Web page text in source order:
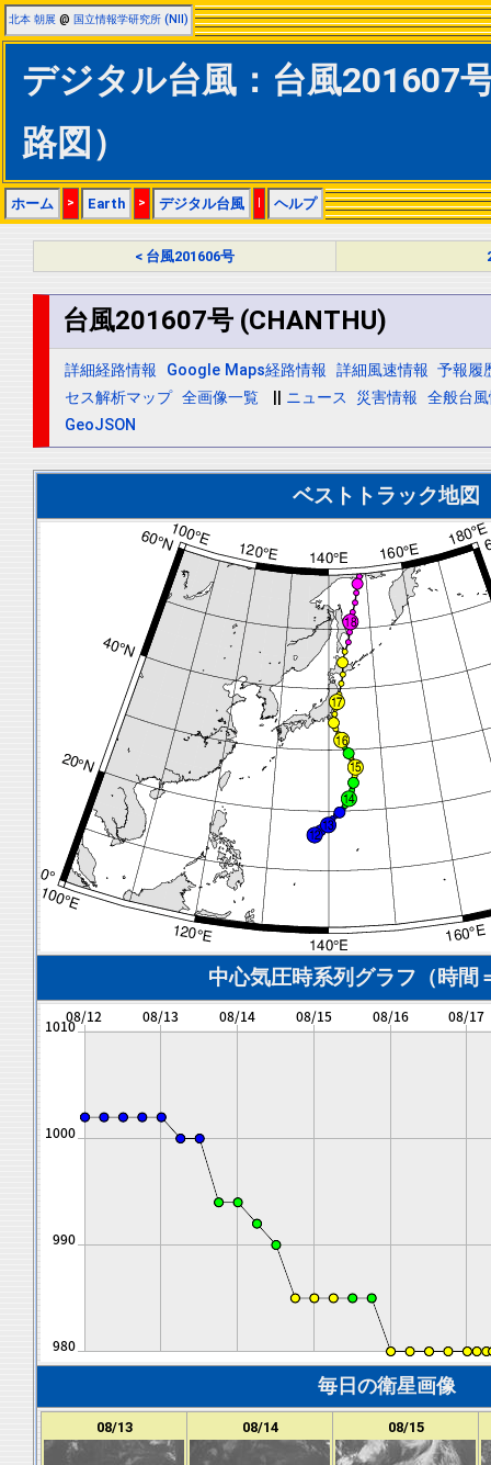
北本 朝展 @ 国立情報学研究所 (NII)
デジタル台風：台風201607
路図）
ホーム > Earth > デジタル台風 | ヘルプ
< 台風201606号
台風201607号 (CHANTHU)
詳細経路情報 Google Maps経路情報 詳細風速情報 予報履
セス解析マップ 全画像一覧 ニュース 災害情報 全般台
GeoJSON
ベストトラック地図
中心気圧時系列グラフ（時間
毎日の衛星画像
08/13 08/14 08/15